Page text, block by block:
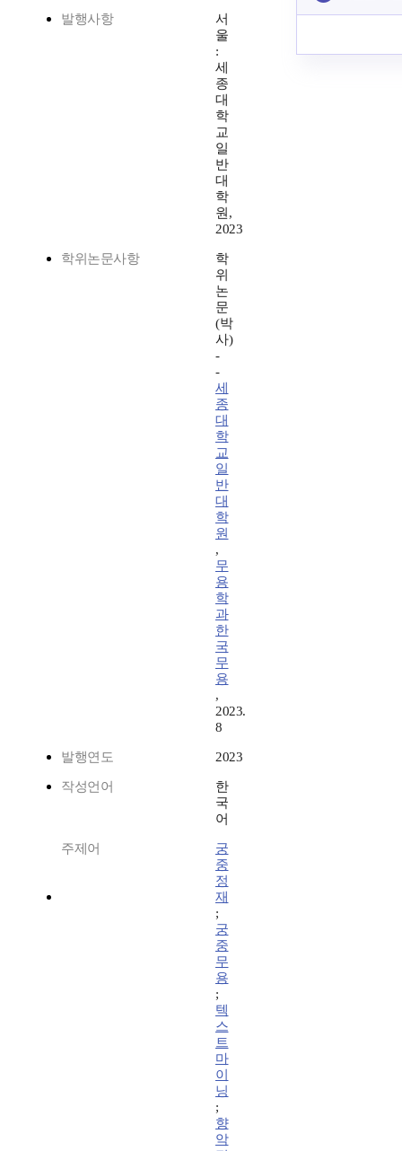
발행사항
서
울
:
세
종
대
학
교
일
반
대
학
원,
2023
학위논문사항
학
위
논
문
(박
사)
-
-
세
종
대
학
교
일
반
대
학
원
,
무
용
학
과
한
국
무
용
,
2023.
8
발행연도 2023
작성언어
한
국
어
주제어
궁
중
정
재
;
궁
중
무
용
;
텍
스
트
마
이
닝
;
향
악